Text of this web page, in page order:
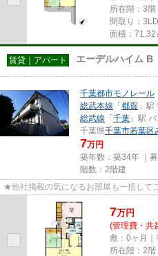
所在階：3階
間取り：
面積：71.32
賃貸｜アパート エーデルハイム B
千葉都市モノレール
総武本線 「 都賀 」
総武線 「 千葉 」駅
千葉県千葉市若葉区
7万円
築年数：築34年 ｜募
階数：2階建
★他社掲載の気になるお部屋も一括して
7万円
(管理費・共
敷：0ヶ月｜
所在階：2階